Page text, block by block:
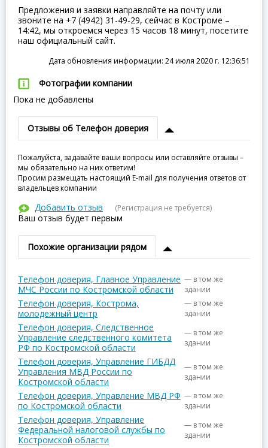
Предложения и заявки направляйте на почту или
звоните на +7 (4942) 31-49-29, сейчас в Костроме –
14:42, мы откроемся через 15 часов 18 минут, посетите
наш официальный сайт.
Дата обновления информации: 24 июля 2020 г. 12:36:51
Фотографии компании
Пока не добавлены
Отзывы об Телефон доверия
Пожалуйста, задавайте ваши вопросы или оставляйте отзывы –
мы обязательно на них ответим!
Просим размещать настоящий E-mail для получения ответов от
владельцев компании
Добавить отзыв (Регистрация не требуется)
Ваш отзыв будет первым
Похожие организации рядом
Телефон доверия, Главное Управление
МЧС России по Костромской области
— в том же
здании
Телефон доверия, Кострома,
молодежный центр
— в том же
здании
Телефон доверия, Следственное
Управление следственного комитета
РФ по Костромской области
— в том же
здании
Телефон доверия, Управление ГИБДД
Управления МВД России по
Костромской области
— в том же
здании
Телефон доверия, Управление МВД РФ
по Костромской области
— в том же
здании
Телефон доверия, Управление
Федеральной налоговой службы по
Костромской области
— в том же
здании